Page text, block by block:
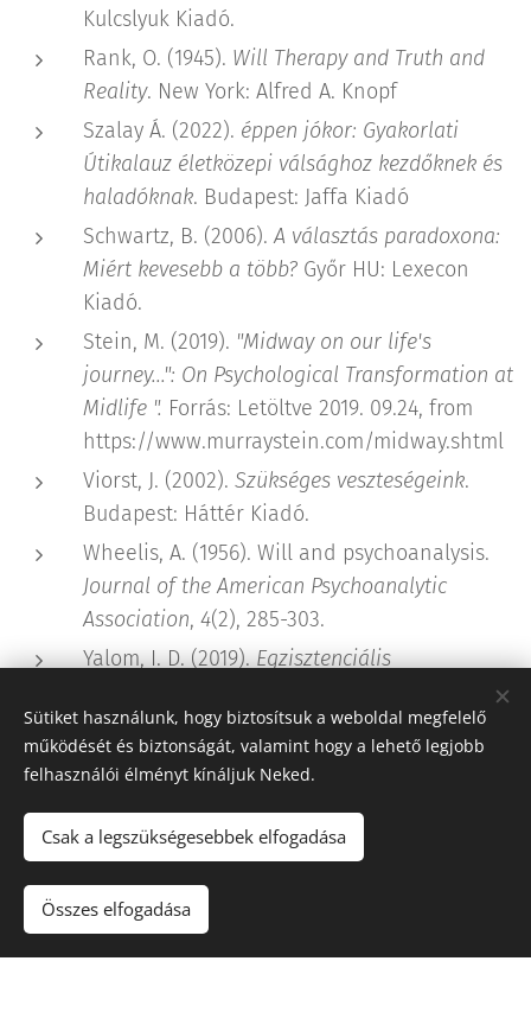
Kulcslyuk Kiadó.
Rank, O. (1945). Will Therapy and Truth and
Reality. New York: Alfred A. Knopf
Szalay Á. (2022). éppen jókor: Gyakorlati
Útikalauz életközepi válsághoz kezdőknek és
haladóknak. Budapest: Jaffa Kiadó
Schwartz, B. (2006).A választás paradoxona:
Miért kevesebb a több? Győr HU: Lexecon
Kiadó.
Stein, M. (2019). "Midway on our life's
journey...": On Psychological Transformation at
Midlife ". Forrás: Letöltve 2019. 09.24, from
https://www.murraystein.com/midway.shtml
Viorst, J. (2002). Szükséges veszteségeink.
Budapest: Háttér Kiadó.
Wheelis, A. (1956). Will and psychoanalysis.
Journal of the American Psychoanalytic
Association, 4(2), 285-303.
Yalom, I. D. (2019).Egzisztenciális
© 2022 Szabó Márta pszichológus
Az oldalt a
Sütiket használunk, hogy biztosítsuk a weboldal megfelelő
működését és biztonságát, valamint hogy a lehető legjobb
felhasználói élményt kínáljuk Neked.
Csak a legszükségesebbek elfogadása
Összes elfogadása